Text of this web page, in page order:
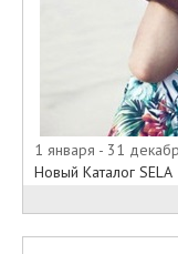
1 января - 31
Новый Каталог SELA